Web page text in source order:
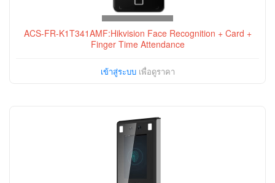
ACS-FR-K1T341AMF:Hikvision Face Recognition + Card +
Finger Time Attendance
เข้าสู่ระบบเพื่อดูราคา